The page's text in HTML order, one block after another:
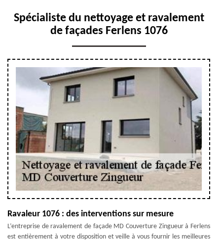
Spécialiste du nettoyage et ravalement
de façades Ferlens 1076
Ravaleur 1076 : des interventions sur mesure
L’entreprise de ravalement de façade MD Couverture Zingueur à Ferlens
est entièrement à votre disposition et veille à vous fournir les meilleures